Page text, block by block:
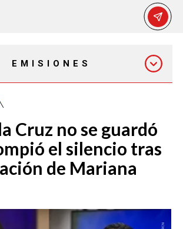
EMISIONES
EXPRESS
12:30 PM
EMISIÓN 7:00 PM
Cruz no se guardó
el silencio tras
de Mariana